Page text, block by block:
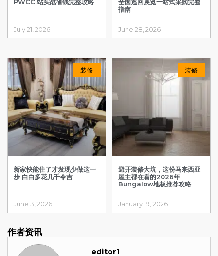
PWCC 站实战省钱完整攻略
July 21, 2026
全国巡回展览一站式采购完整
指南
June 28, 2026
装修
新家快能住了才发现少做这一
步 白白多花几千令吉
June 3, 2026
装修
避开装修大坑，这份马来西亚
屋主都在看的2026年
Bungalow地板推荐攻略
January 19, 2026
作者资讯
editor1